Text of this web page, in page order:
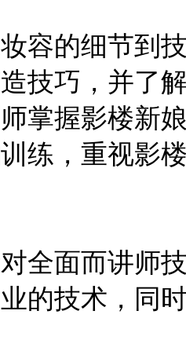
容的细节到
技巧，并了
掌握影楼新
练，重视影
全面而讲师
的技术，同